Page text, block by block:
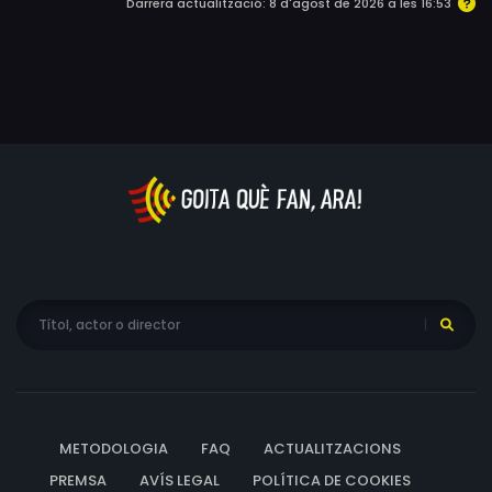
METODOLOGIA FAQ
ACTUALITZACIONS
PREMSA
AVÍS LEGAL POLÍTICA DE COOKIES